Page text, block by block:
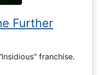
Further
franchise.